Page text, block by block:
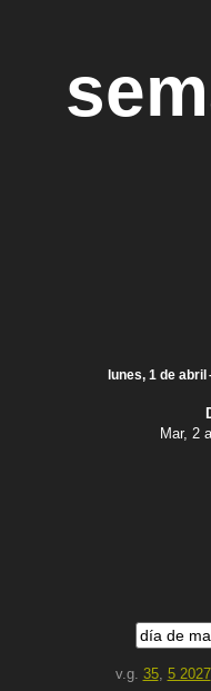
lunes, 1 de
Mar, 2
v.g. 35, 5 2027